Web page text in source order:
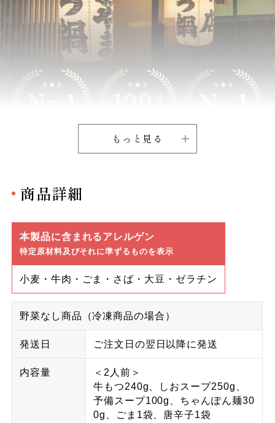
もっと見る
商品詳細
本製品に含まれるアレルゲン
特定原材料及びそれに準ずるものを表示
小麦・牛肉・ごま・さば・大豆・ゼラチン
野菜なし商品（冷凍商品の場合）
発送日 ご注文日の翌日以降に発送
内容量
＜2人前＞
牛もつ240g、しおスープ250g、
予備スープ100g、ちゃんぽん麺30
0g、ごま1袋、唐辛子1袋